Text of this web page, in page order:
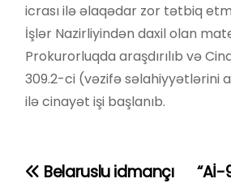
icrası ilə əlaqədar zor tətbiq
İşlər Nazirliyindən daxil olan
Prokurorluqda araşdırılıb və
309.2-ci (vəzifə səlahiyyətlərini
ilə cinayət işi başlanıb.
“Aİ-
Belaruslu idmançı